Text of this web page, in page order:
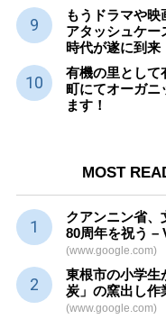
もうドラマや映
アタッシュケー
時代が遂に到来
有機の里として
町にてオーガニ
ます！
MOST
クアンニン省、
80周年を祝う –
(www.google.com)
東根市の小学生
炭」の窯出し作
(www.google.com)